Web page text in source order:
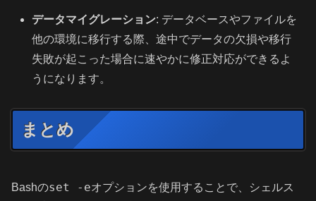
データマイグレーション: データベースやファイルを
他の環境に移行する際、途中でデータの欠損や移行
失敗が起こった場合に速やかに修正対応ができるよ
うになります。
まとめ
Bashのset -eオプションを使用することで、シェルス